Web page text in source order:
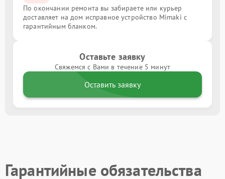
По окончании ремонта вы забираете или курьер
доставляет на дом исправное устройство Mimaki с
гарантийным бланком.
Оставьте заявку
Свяжемся с Вами в течение 5 минут
Оставить заявку
Гарантийные обязательства